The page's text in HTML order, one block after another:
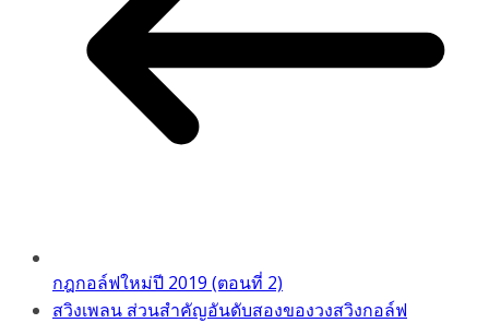
กฎกอล์ฟใหม่ปี 2019 (ตอนที่ 2)
สวิงเพลน ส่วนสำคัญอันดับสองของวงสวิงกอล์ฟ